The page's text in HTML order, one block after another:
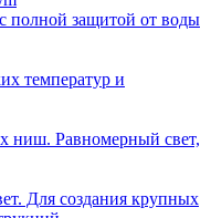
защитой от воды
температур и
ниш. Равномерный свет,
Для создания крупных